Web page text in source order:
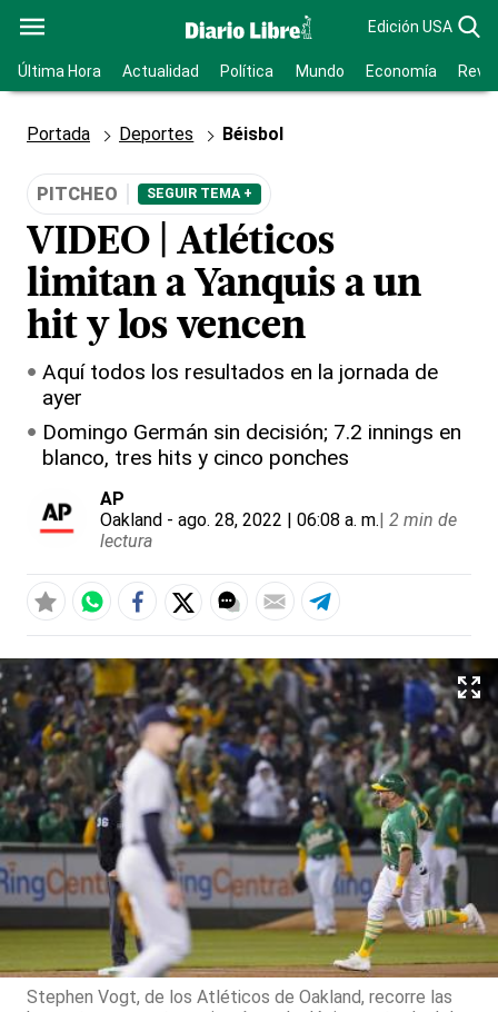
Edición USA
Última Hora Actualidad Política Mundo Economía
Portada Deportes Béisbol
PITCHEO SEGUIR TEMA +
VIDEO | Atléticos
limitan a Yanquis a un
hit y los vencen
Aquí todos los resultados en la jornada de
ayer
Domingo Germán sin decisión; 7.2 innings en
blanco, tres hits y cinco ponches
AP
Oakland - ago. 28, 2022 | 06:08 a. m.| 2 min de
lectura
Stephen Vogt, de los Atléticos de Oakland, recorre las